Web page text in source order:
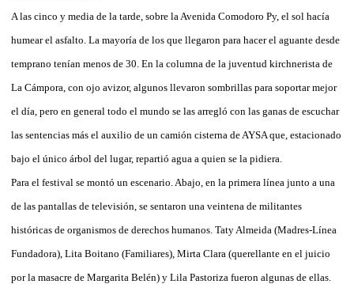
A las cinco y media de la tarde, sobre la Avenida Comodoro Py, el sol hacía
humear el asfalto. La mayoría de los que llegaron para hacer el aguante desde
temprano tenían menos de 30. En la columna de la juventud kirchnerista de
La Cámpora, con ojo avizor, algunos llevaron sombrillas para soportar mejor
el día, pero en general todo el mundo se las arregló con las ganas de escuchar
las sentencias más el auxilio de un camión cisterna de AYSA que, estacionado
bajo el único árbol del lugar, repartió agua a quien se la pidiera.
Para el festival se montó un escenario. Abajo, en la primera línea junto a una
de las pantallas de televisión, se sentaron una veintena de militantes
históricas de organismos de derechos humanos. Taty Almeida (Madres-Línea
Fundadora), Lita Boitano (Familiares), Mirta Clara (querellante en el juicio
por la masacre de Margarita Belén) y Lila Pastoriza fueron algunas de ellas.